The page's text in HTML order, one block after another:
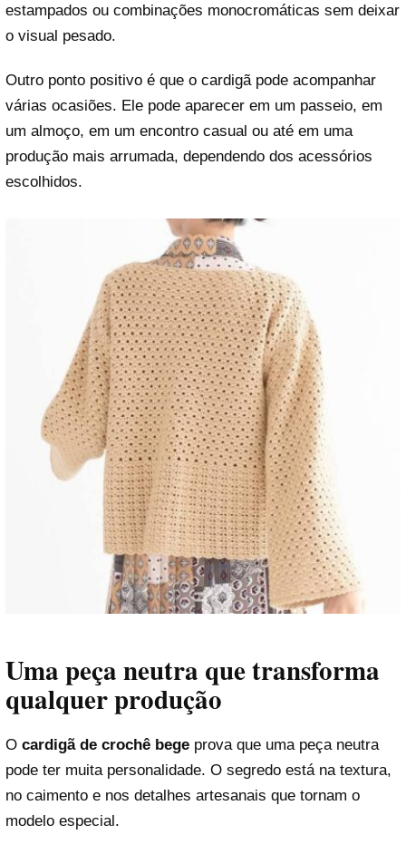
estampados ou combinações monocromáticas sem deixar
o visual pesado.
Outro ponto positivo é que o cardigã pode acompanhar
várias ocasiões. Ele pode aparecer em um passeio, em
um almoço, em um encontro casual ou até em uma
produção mais arrumada, dependendo dos acessórios
escolhidos.
Uma peça neutra que transforma
qualquer produção
O cardigã de crochê bege prova que uma peça neutra
pode ter muita personalidade. O segredo está na textura,
no caimento e nos detalhes artesanais que tornam o
modelo especial.